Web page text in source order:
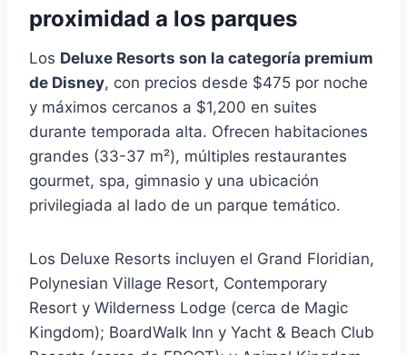
proximidad a los parques
Los Deluxe Resorts son la categoría premium
de Disney, con precios desde $475 por noche
y máximos cercanos a $1,200 en suites
durante temporada alta. Ofrecen habitaciones
grandes (33-37 m²), múltiples restaurantes
gourmet, spa, gimnasio y una ubicación
privilegiada al lado de un parque temático.
Los Deluxe Resorts incluyen el Grand Floridian,
Polynesian Village Resort, Contemporary
Resort y Wilderness Lodge (cerca de Magic
Kingdom); BoardWalk Inn y Yacht & Beach Club